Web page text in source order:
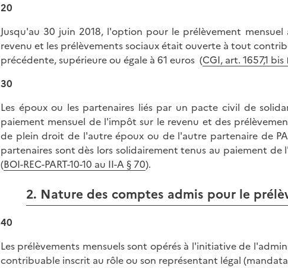
20
Jusqu'au 30 juin 2018, l'option pour le prélèvement
revenu et les prélèvements sociaux était ouverte à tout
précédente, supérieure ou égale à 61 euros (CGI, art. 1657,1 bis
30
Les époux ou les partenaires liés par un pacte civil de
paiement mensuel de l'impôt sur le revenu et des
de plein droit de l'autre époux ou de l'autre partenaire de
partenaires sont dès lors solidairement tenus au paiement
(BOI-REC-PART-10-10 au II-A § 70).
2. Nature des comptes admis pour le
40
Les prélèvements mensuels sont opérés à l'initiative de
contribuable inscrit au rôle ou son représentant légal